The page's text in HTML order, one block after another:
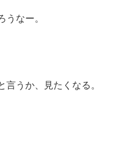
うなー。
言うか、見たくなる。